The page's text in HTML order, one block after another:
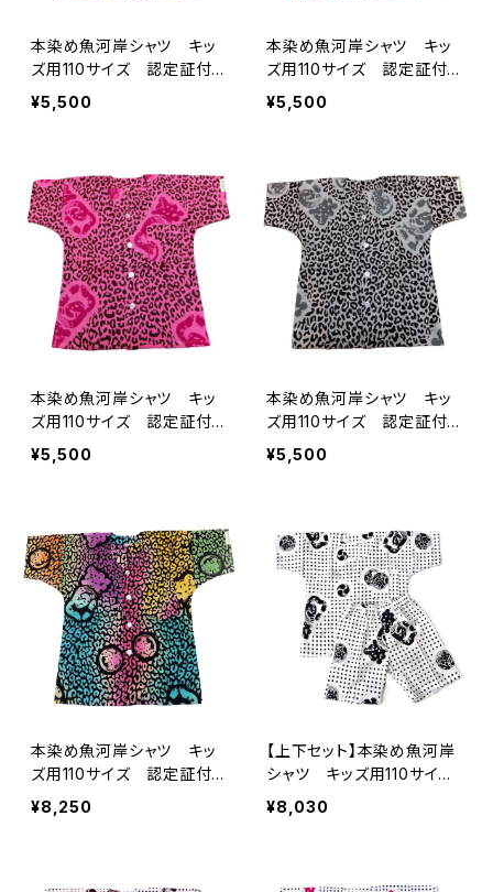
本染め魚河岸シャツ キッ
ズ用110サイズ 認定証付
き 木綿晒 ヒョウ柄 子
供用 日本製 注染そめ
いシャツ 濱いちシャツ
焼津 浜通り 港町
¥5,500
本染め魚河岸シャツ キッ
ズ用110サイズ 認定証付
き 木綿晒 ヒョウ柄 子
供用 ネオンピンク 日本
てシャツ てぬぐいシャツ
濱いちシャツ 焼津 浜通
り 港町
¥5,500
本染め魚河岸シャツ キッ
ズ用110サイズ 認定証付
き 木綿晒 ヒョウ柄 子
供用 チェリーピンク 日
てシャツ てぬぐいシャツ
濱いちシャツ 焼津 浜通
り 港町
¥5,500
本染め魚河岸シャツ キッ
ズ用110サイズ 認定証付
き 木綿晒 ヒョウ柄 子
供用 グレー 日本製 注
ツ てぬぐいシャツ 濱い
ちシャツ 焼津 浜通り
¥5,500
本染め魚河岸シャツ キッ
ズ用110サイズ 認定証付
き 木綿晒 ヒョウ柄 子
供用 黒×虹色 レインボ
¥8,250
【上下セット】本染め魚河岸
シャツ キッズ用110サイ
ズ 認定証付き 木綿晒
伝統豆絞り柄 白×紺 巴
¥8,030